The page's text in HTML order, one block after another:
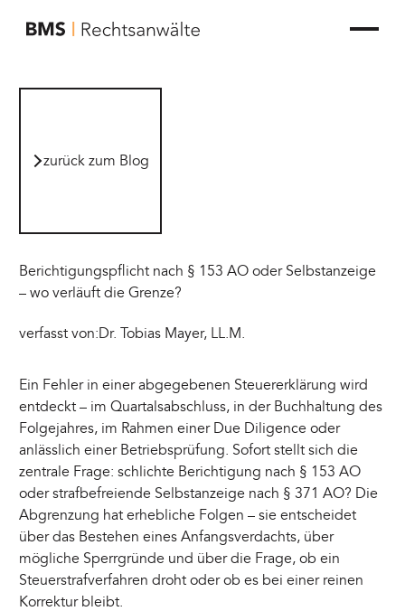
zur Startseite von BMS Rechtsanwälte
zurück zum Blog
Berichtigungspflicht nach § 153 AO oder Selbstanzeige
– wo verläuft die Grenze?
verfasst von:Dr. Tobias Mayer, LL.M.
Ein Fehler in einer abgegebenen Steuererklärung wird
entdeckt – im Quartalsabschluss, in der Buchhaltung des
Folgejahres, im Rahmen einer Due Diligence oder
anlässlich einer Betriebsprüfung. Sofort stellt sich die
zentrale Frage: schlichte Berichtigung nach § 153 AO
oder strafbefreiende Selbstanzeige nach § 371 AO? Die
Abgrenzung hat erhebliche Folgen – sie entscheidet
über das Bestehen eines Anfangsverdachts, über
mögliche Sperrgründe und über die Frage, ob ein
Steuerstrafverfahren droht oder ob es bei einer reinen
Korrektur bleibt.